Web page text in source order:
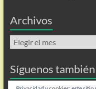
Archivos
Archivos
Síguenos